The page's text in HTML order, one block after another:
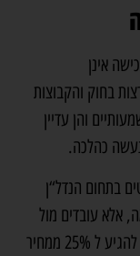
אינן
בחוק והקבוצות
והן עדיין
כהלכה.
בתחום הנדל“ן
אלא עובדים מול
קבלנים. על פי הסטטיסטיקות הרווח היזמי יכול להגיע ל 25% ממחיר